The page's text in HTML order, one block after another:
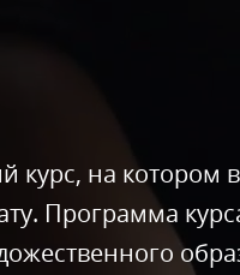
курс, на
Программа